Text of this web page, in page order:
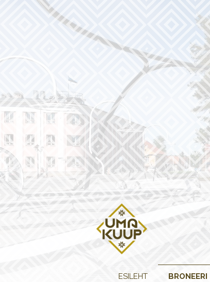
ESILEHT BRONEERI